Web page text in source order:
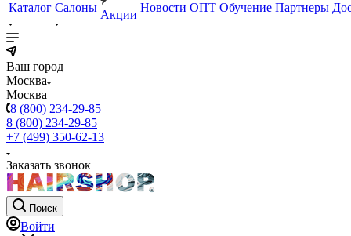
Каталог Салоны
Акции
Новости ОПТ Обучение Партнеры
Ваш город
Москва
Москва
8 (800) 234-29-85
8 (800) 234-29-85
+7 (499) 350-62-13
Заказать звонок
Поиск
Войти